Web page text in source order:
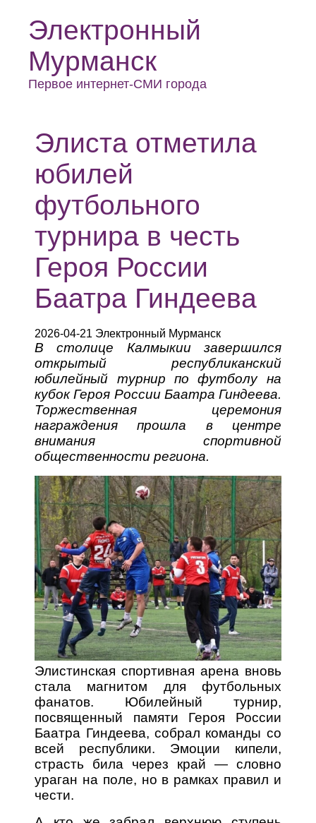
Электронный
Мурманск
Первое интернет-СМИ города
Элиста отметила
юбилей
футбольного
турнира в честь
Героя России
Баатра Гиндеева
2026-04-21 Электронный Мурманск
В столице Калмыкии завершился
открытый республиканский
юбилейный турнир по футболу на
кубок Героя России Баатра Гиндеева.
Торжественная церемония
награждения прошла в центре
внимания спортивной
общественности региона.
Элистинская спортивная арена вновь
стала магнитом для футбольных
фанатов. Юбилейный турнир,
посвященный памяти Героя России
Баатра Гиндеева, собрал команды со
всей республики. Эмоции кипели,
страсть била через край — словно
ураган на поле, но в рамках правил и
чести.